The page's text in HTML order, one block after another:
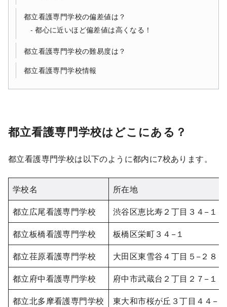
都立看護専門学校の偏差値は？
都心に近いほど偏差値は高くなる！
都立看護専門学校の難易度は？
都立看護専門学校情報
都立看護専門学校はどこにある？
都立看護専門学校は以下のように都内に7校あります。
学校名
所在地
都立広尾看護専門学校
渋谷区恵比寿２丁目３４−１０
都立板橋看護専門学校
板橋区栄町３４−１
都立荏原看護専門学校
大田区東雪谷４丁目５−２８
都立府中看護専門学校
府中市武蔵台２丁目２７−１
都立北多摩看護専門学校
東大和市桜が丘３丁目４４−